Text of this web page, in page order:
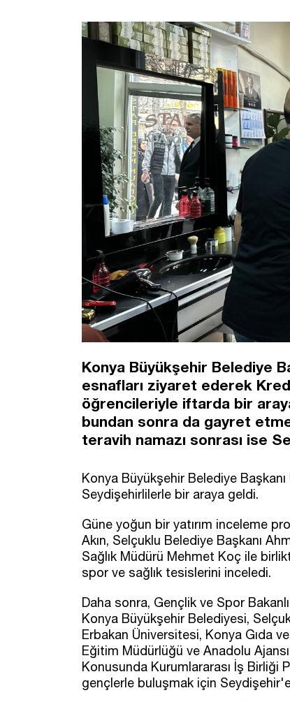
Konya Büyükşehir Belediye
esnafları ziyaret ederek
öğrencileriyle iftarda bir
bundan sonra da gayret
teravih namazı sonrası ise
Konya Büyükşehir Belediye
Seydişehirlilerle bir araya geldi.
Güne yoğun bir yatırım inceleme
Akın, Selçuklu Belediye Başkanı
Sağlık Müdürü Mehmet Koç ile
spor ve sağlık tesislerini inceledi.
Daha sonra, Gençlik ve Spor
Konya Büyükşehir Belediyesi,
Erbakan Üniversitesi, Konya Gıda
Eğitim Müdürlüğü ve Anadolu
Konusunda Kurumlararası İş Birliği
gençlerle buluşmak için